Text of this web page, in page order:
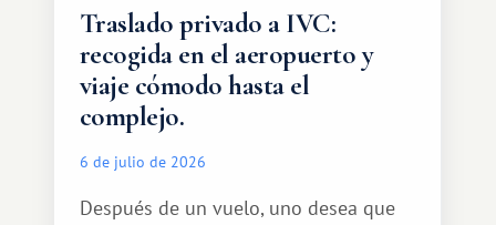
Traslado privado a IVC:
recogida en el aeropuerto y
viaje cómodo hasta el
complejo.
6 de julio de 2026
Después de un vuelo, uno desea que